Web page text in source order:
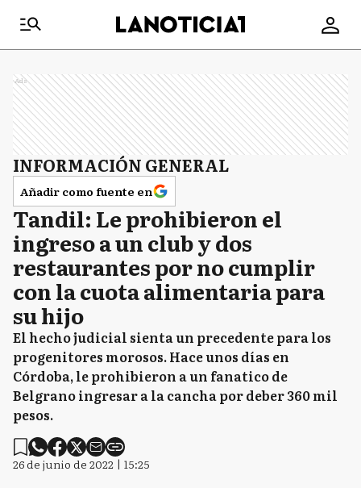
Ads
INFORMACIÓN GENERAL
Añadir como fuente en
Tandil: Le prohibieron el
ingreso a un club y dos
restaurantes por no cumplir
con la cuota alimentaria para
su hijo
El hecho judicial sienta un precedente para los
progenitores morosos. Hace unos días en
Córdoba, le prohibieron a un fanatico de
Belgrano ingresar a la cancha por deber 360 mil
pesos.
26 de junio de 2022 | 15:25